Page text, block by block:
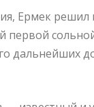
Ермек
первой
дальнейших